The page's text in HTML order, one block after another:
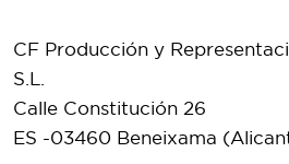
CF Producción y
S.L.
Calle Constitución 26
ES -03460 Beneixama